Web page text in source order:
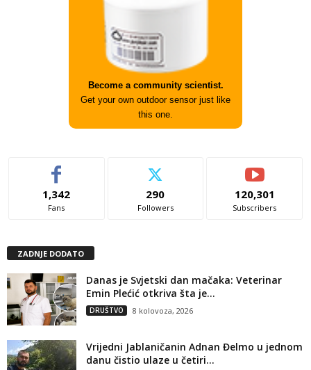
Become a community scientist.
Get your own outdoor sensor just like
this one.
1,342
Fans
290
Followers
120,301
Subscribers
ZADNJE DODATO
Danas je Svjetski dan mačaka: Veterinar
Emin Plećić otkriva šta je...
DRUŠTVO 8 kolovoza, 2026
Vrijedni Jablaničanin Adnan Đelmo u jednom
danu čistio ulaze u četiri...